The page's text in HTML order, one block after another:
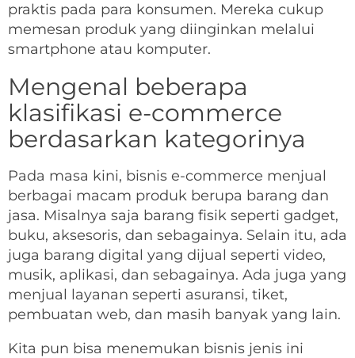
praktis pada para konsumen. Mereka cukup
memesan produk yang diinginkan melalui
smartphone atau komputer.
Mengenal beberapa
klasifikasi e-commerce
berdasarkan kategorinya
Pada masa kini, bisnis e-commerce menjual
berbagai macam produk berupa barang dan
jasa. Misalnya saja barang fisik seperti gadget,
buku, aksesoris, dan sebagainya. Selain itu, ada
juga barang digital yang dijual seperti video,
musik, aplikasi, dan sebagainya. Ada juga yang
menjual layanan seperti asuransi, tiket,
pembuatan web, dan masih banyak yang lain.
Kita pun bisa menemukan bisnis jenis ini